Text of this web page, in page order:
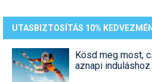
UTASBIZTOSÍTÁS 10%
Kösd meg most,
aznapi induláshoz